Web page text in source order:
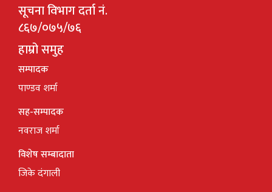
सूचना विभाग दर्ता नं.
८६७/०७५/७६
हाम्रो समुह
सम्पादक
पाण्डव शर्मा
सह-सम्पादक
नवराज शर्मा
विशेष सम्बादाता
जिके दंगाली